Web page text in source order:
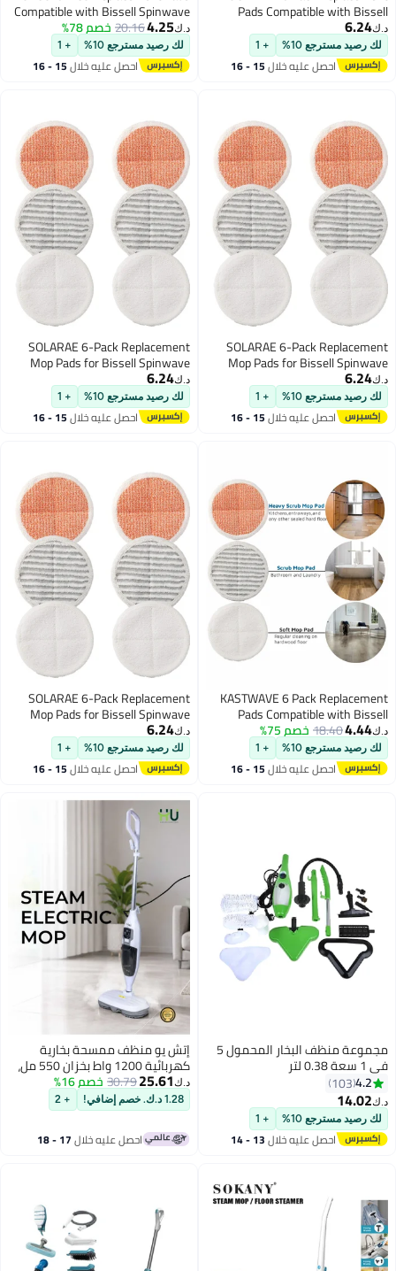
Pads Compatible with
Spinwave 2124,
23157, 20391, 20399
Hard Floor Mop，
Mop Pads （white,
10%
+ 1
احصل عليه خلال 15 - 16
Compatible with Bissell Spinwave
2124, 2039A, 2307, 23157,
20391, 20399 Electric Hard Floor
Mops, Replacement Mop Pads
(White, Orange, Off-White Strips)
20.16خصم 78%
لك رصيد مسترجع 10% + 1
احصل عليه خلال 15 - 16
SOLARAE 6-Pack
Mop Pads for Bissell
Models 2124,
23157, 20391,
Compatible Electric Hard
Pads (White, Orange,
10%
+ 1
احصل عليه خلال 15 - 16
SOLARAE 6-Pack Replacement
Mop Pads for Bissell Spinwave
Models 2124, 2039A, 2307,
23157, 20391, 20399 -
Compatible Electric Hard Floor Mop
Pads (White, Orange, Off-White
لك رصيد مسترجع 10% + 1
احصل عليه خلال 15 - 16
KASTWAVE 6 Pack
Pads Compatible with
Spinwave 2124,
23157, 20391, 20399
Hard Floor Mop，
Mop Pads （white,
18.40خصم 75%
10%
+ 1
احصل عليه خلال 15 - 16
SOLARAE 6-Pack Replacement
Mop Pads for Bissell Spinwave
Models 2124, 2039A, 2307,
23157, 20391, 20399 -
Compatible Electric Hard Floor Mop
Pads (White, Orange, Off-White
لك رصيد مسترجع 10% + 1
احصل عليه خلال 15 - 16
مجموعة منظف البخار المحمول 5
10%
+ 1
احصل عليه خلال 13 - 14
إتش يو منظف ممسحة بخارية
كهربائية 1200 واط بخزان 550 مل،
تسخين سريع ورأس دوار 180 درجة
25.61
30.79خصم 16%
+ 2
احصل عليه خلال 17 - 18